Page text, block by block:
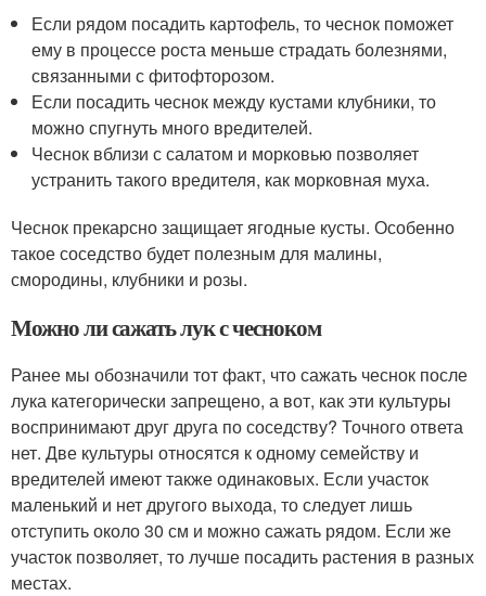
Если рядом посадить картофель, то чеснок поможет
ему в процессе роста меньше страдать болезнями,
связанными с фитофторозом.
Если посадить чеснок между кустами клубники, то
можно спугнуть много вредителей.
Чеснок вблизи с салатом и морковью позволяет
устранить такого вредителя, как морковная муха.
Чеснок прекарсно защищает ягодные кусты. Особенно
такое соседство будет полезным для малины,
смородины, клубники и розы.
Можно ли сажать лук с чесноком
Ранее мы обозначили тот факт, что сажать чеснок после
лука категорически запрещено, а вот, как эти культуры
воспринимают друг друга по соседству? Точного ответа
нет. Две культуры относятся к одному семейству и
вредителей имеют также одинаковых. Если участок
маленький и нет другого выхода, то следует лишь
отступить около 30 см и можно сажать рядом. Если же
участок позволяет, то лучше посадить растения в разных
местах.